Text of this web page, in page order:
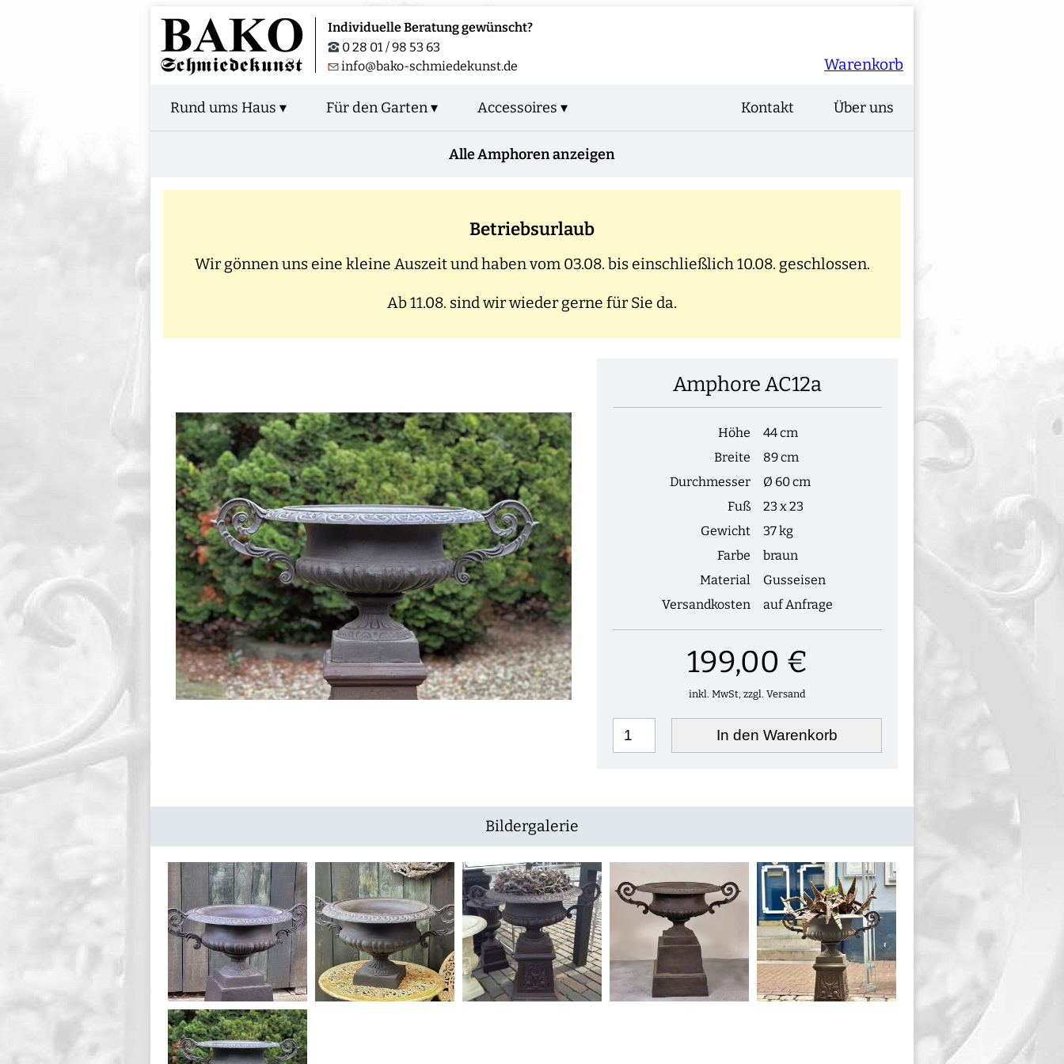
Individuelle Beratung gewünscht?
0 28 01 / 98 53 63
info@bako-schmiedekunst.de
Warenkorb
Rund ums Haus ▾ Für den Garten ▾ Accessoires ▾ Über uns
Kontakt
Alle Amphoren anzeigen
Betriebsurlaub
Wir gönnen uns eine kleine Auszeit und haben vom 03.08. bis einschließlich 10.08. geschlossen.
Ab 11.08. sind wir wieder gerne für Sie da.
Amphore AC12a
Höhe
44 cm
Breite
89 cm
Durchmesser
Ø 60 cm
Fuß
23 x 23
Gewicht
37 kg
Farbe
braun
Material
Gusseisen
Versandkosten
auf Anfrage
199,00 €
inkl. MwSt, zzgl. Versand
In den Warenkorb
Bildergalerie